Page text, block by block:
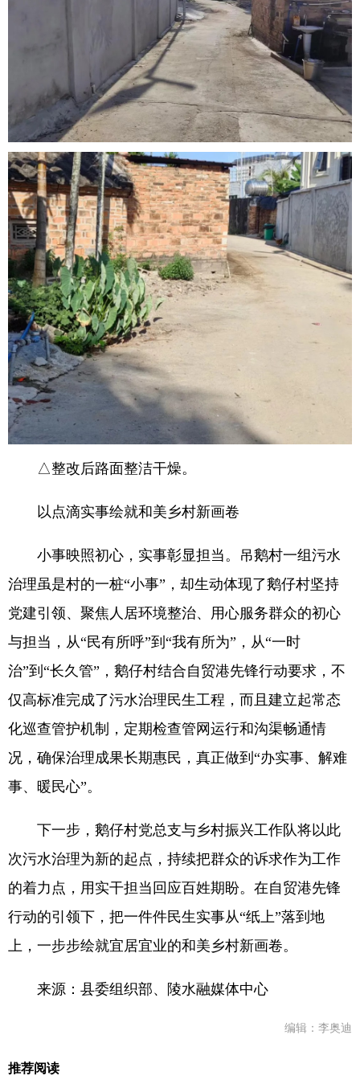
△整改后路面整洁干燥。
以点滴实事绘就和美乡村新画卷
小事映照初心，实事彰显担当。吊鹅村一组污水
治理虽是村的一桩“小事”，却生动体现了鹅仔村坚持
党建引领、聚焦人居环境整治、用心服务群众的初心
与担当，从“民有所呼”到“我有所为”，从“一时
治”到“长久管”，鹅仔村结合自贸港先锋行动要求，不
仅高标准完成了污水治理民生工程，而且建立起常态
化巡查管护机制，定期检查管网运行和沟渠畅通情
况，确保治理成果长期惠民，真正做到“办实事、解难
事、暖民心”。
下一步，鹅仔村党总支与乡村振兴工作队将以此
次污水治理为新的起点，持续把群众的诉求作为工作
的着力点，用实干担当回应百姓期盼。在自贸港先锋
行动的引领下，把一件件民生实事从“纸上”落到地
上，一步步绘就宜居宜业的和美乡村新画卷。
来源：县委组织部、陵水融媒体中心
编辑：李奥迪
推荐阅读